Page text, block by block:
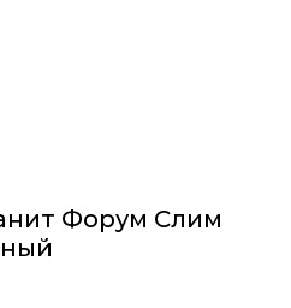
Форум Слим